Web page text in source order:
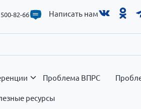
82-66 Написать нам
Проблема ВПРС
ресурсы